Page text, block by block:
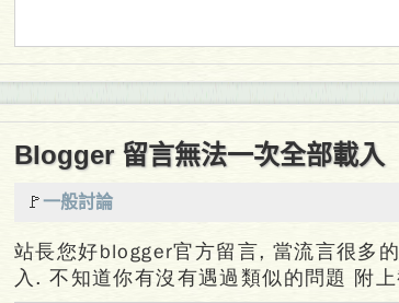
Blogger 留言無法一次全部載入
🚩一般討論
站長您好blogger官方留言, 當流言很多
入. 不知道你有沒有遇過類似的問題 附